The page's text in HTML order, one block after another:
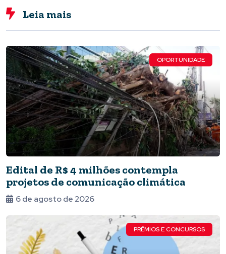
Leia mais
OPORTUNIDADE
Edital de R$ 4 milhões contempla
projetos de comunicação climática
6 de agosto de 2026
PRÊMIOS E CONCURSOS